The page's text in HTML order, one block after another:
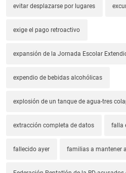
evitar desplazarse por lugares
exige el pago retroactivo
expansión de la Jornada Escolar
expendio de bebidas alcohólicas
explosión de un tanque de agua-tres
extracción completa de datos falla
fallecido ayer familias a mantener